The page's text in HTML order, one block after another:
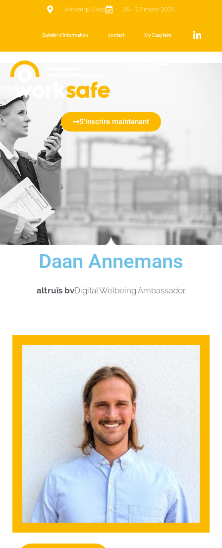
Antwerp Expo 26 - 27 mars 2025
Bulletin d’information contact My Easyfairs
S'inscrire maintenant
Daan Annemans
altruïs bvDigital Welbeing Ambassador